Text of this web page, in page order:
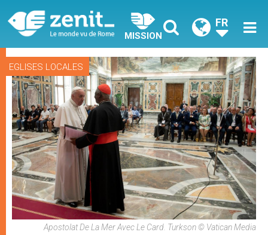
MISSION
FR
EGLISES LOCALES
Apostolat De La Mer Avec Le Card. Turkson © Vatican Media